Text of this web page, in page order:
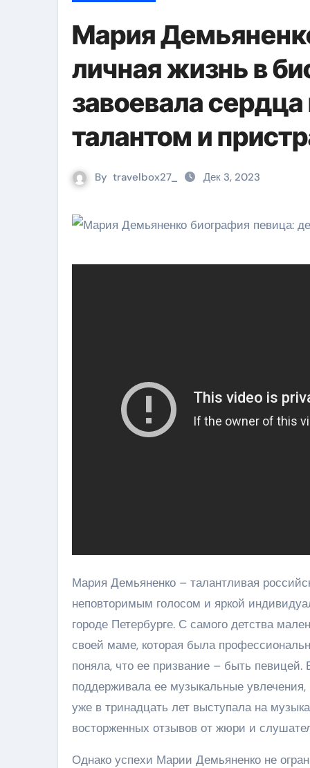
Мария
личная жизнь в
завоевала
талантом и
By travelbox27_ Дек 3, 2023
Мария Демьяненко – талантливая
неповторимым голосом и яркой
городе Петербурге. С самого детства
своей маме, которая была
поняла, что ее призвание – быть
поддерживала ее музыкальные
уже в тринадцать лет выступала на
восторженных отзывов от жюри и
Однако успехи Марии Демьяненко не